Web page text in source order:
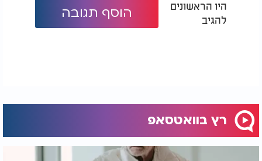
היו הראשונים
להגיב
הוסף תגובה
רץ בוואטסאפ